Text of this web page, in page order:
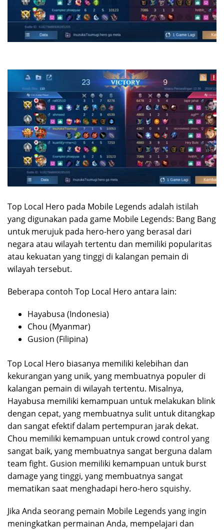
Top Local Hero pada Mobile Legends adalah istilah
yang digunakan pada game Mobile Legends: Bang Bang
untuk merujuk pada hero-hero yang berasal dari
negara atau wilayah tertentu dan memiliki popularitas
atau kekuatan yang tinggi di kalangan pemain di
wilayah tersebut.
Beberapa contoh Top Local Hero antara lain:
Hayabusa (Indonesia)
Chou (Myanmar)
Gusion (Filipina)
Top Local Hero biasanya memiliki kelebihan dan
kekurangan yang unik, yang membuatnya populer di
kalangan pemain di wilayah tertentu. Misalnya,
Hayabusa memiliki kemampuan untuk melakukan blink
dengan cepat, yang membuatnya sulit untuk ditangkap
dan sangat efektif dalam pertempuran jarak dekat.
Chou memiliki kemampuan untuk crowd control yang
sangat baik, yang membuatnya sangat berguna dalam
team fight. Gusion memiliki kemampuan untuk burst
damage yang tinggi, yang membuatnya sangat
mematikan saat menghadapi hero-hero squishy.
Jika Anda seorang pemain Mobile Legends yang ingin
meningkatkan permainan Anda, mempelajari dan